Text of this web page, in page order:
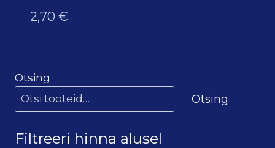
2,70 €
Otsing
Otsing
Filtreeri hinna alusel